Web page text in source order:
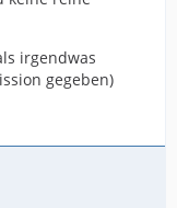
irgendwas
gegeben)